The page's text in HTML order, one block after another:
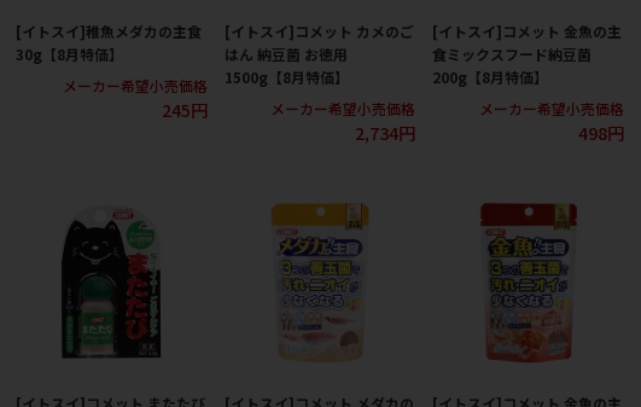
[イトスイ]稚魚メダカの主食
30g【8月特価】
メーカー希望小売価格
245円
[イトスイ]コメット カメのご
はん 納豆菌 お徳用
1500g【8月特価】
メーカー希望小売価格
2,734円
[イトスイ]コメット 金魚の主
食ミックスフード納豆菌
200g【8月特価】
メーカー希望小売価格
498円
[イトスイ]コメット またたび [イトスイ]コメット メダカの [イトスイ]コメット 金魚の主